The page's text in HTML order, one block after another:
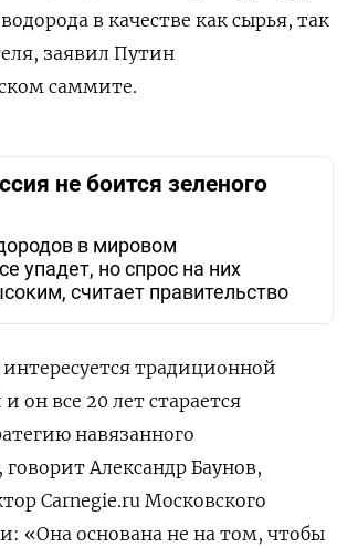
в качестве как сырья, так
заявил Путин
саммите.
не боится зеленого
в мировом
упадет, но спрос на них
считает правительство
традиционной
он все 20 лет старается
навязанного
Александр Баунов,
Carnegie.ru Московского
«Она основана не на том, чтобы